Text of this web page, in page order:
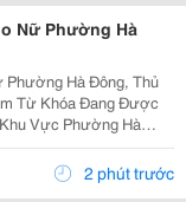
Nữ Phường Hà
Hà Đông, Thủ
Từ Khóa Đang Được
Vực Phường Hà
Kiếm Khi Bắt Đầu
Pickleball Đang Lên
2 phút trước